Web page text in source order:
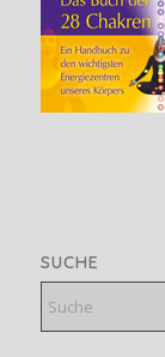
SUCHE